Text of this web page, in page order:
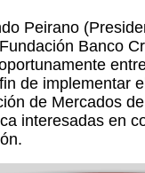
Peirano
Banco
de implementar
de Mercados
interesadas en